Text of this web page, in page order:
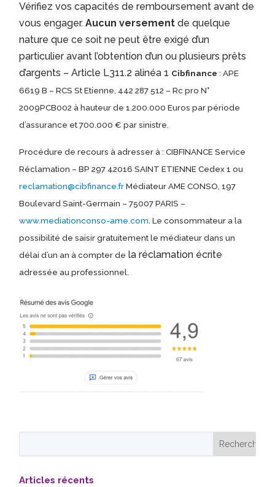
Vérifiez vos capacités de remboursement avant de
vous engager.Aucun versement de quelque
nature que ce soit ne peut être exigé d’un
particulier avant l’obtention d’un ou plusieurs prêts
d’argents – Article L311.2 alinéa 1 Cibfinance: APE
6619 B – RCS St Etienne, 442 287 512 – Rc pro N°
2009PCB002 à hauteur de 1.200.000 Euros par période
d’assurance et 700.000 € par sinistre.
Procédure de recours à adresser à : CIBFINANCE Service
Réclamation – BP 297 42016 SAINT ETIENNE Cedex 1 ou
reclamation@cibfinance.frMédiateur AME CONSO, 197
Boulevard Saint-Germain – 75007 PARIS –
www.mediationconso-ame.com . Le consommateur a la
possibilité de saisir gratuitement le médiateur dans un
délai d’un an à compter de la réclamation écrite
adressée au professionnel.
Articles récents